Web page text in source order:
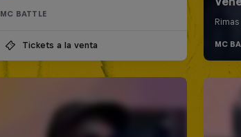
MC BATTLE
Tickets a la venta